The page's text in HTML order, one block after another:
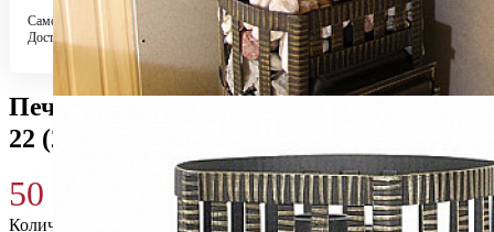
Самовывоз
Бесплатно в 4 магазинах
Доставка по городу
Бесплатно
Печь для бани Везувий Легенда Ковка
22 (270) б/в 2017
50 120
Количество